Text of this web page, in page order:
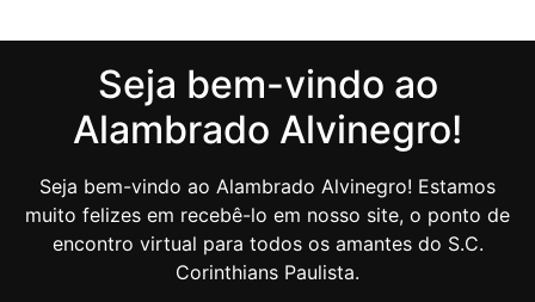
Seja bem-vindo ao
Alambrado Alvinegro!
Seja bem-vindo ao Alambrado Alvinegro! Estamos
muito felizes em recebê-lo em nosso site, o ponto de
encontro virtual para todos os amantes do S.C.
Corinthians Paulista.